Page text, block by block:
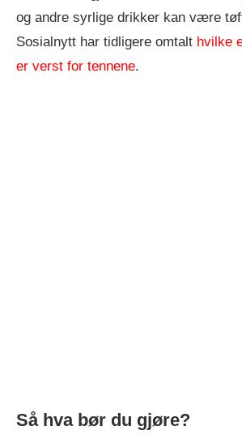
og andre syrlige drikker kan være
Sosialnytt har tidligere omtalt hvilke
er verst for tennene.
Så hva bør du gjøre?